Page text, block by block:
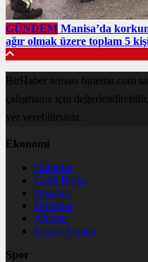
GÜNDEM Manisa’da
ağır olmak üzere toplam 5
BirHaber teması birtema.com
çalışmanız için
yer verebilirsiniz.
Ekonomi
Haberler
Canlı Borsa
Hisseler
Dövizler
Altınlar
Kripto Paralar
Spor